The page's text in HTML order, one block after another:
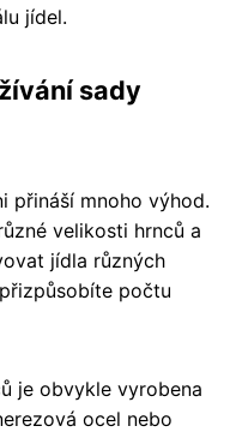
jídel.
sady
přináší mnoho výhod.
velikosti hrnců a
jídla různých
počtu
je obvykle vyrobena
ocel nebo